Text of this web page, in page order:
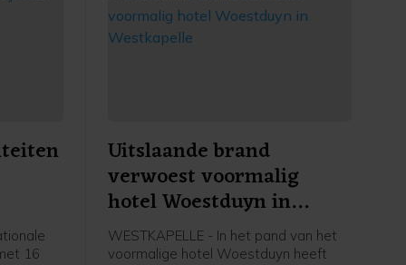
16
Uitslaande brand
verwoest voormalig
hotel Woestduyn in
Westkapelle
WESTKAPELLE - In het pand van het
voormalige hotel Woestduyn heeft